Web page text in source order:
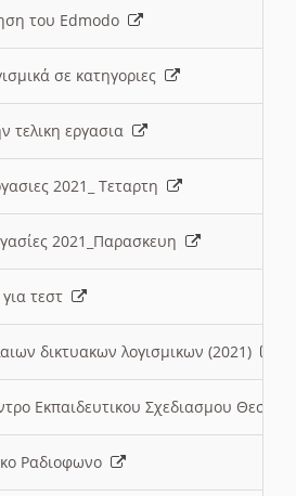
του Edmodo
σε κατηγοριες
τελικη εργασια
2021_ Τεταρτη
2021_Παρασκευη
τεστ
δικτυακων λογισμικων (2021)
Εκπαιδευτικου Σχεδιασμου
Ραδιοφωνο